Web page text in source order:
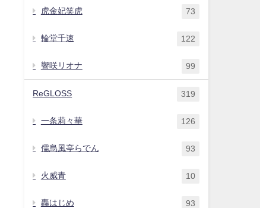
虎金妃笑虎 73
輪堂千速 122
響咲リオナ 99
ReGLOSS 319
一条莉々華 126
儒烏風亭らでん 93
火威青 10
轟はじめ 93